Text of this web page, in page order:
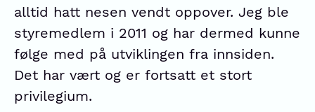
alltid hatt nesen vendt oppover. Jeg ble
styremedlem i 2011 og har dermed kunne
følge med på utviklingen fra innsiden.
Det har vært og er fortsatt et stort
privilegium.